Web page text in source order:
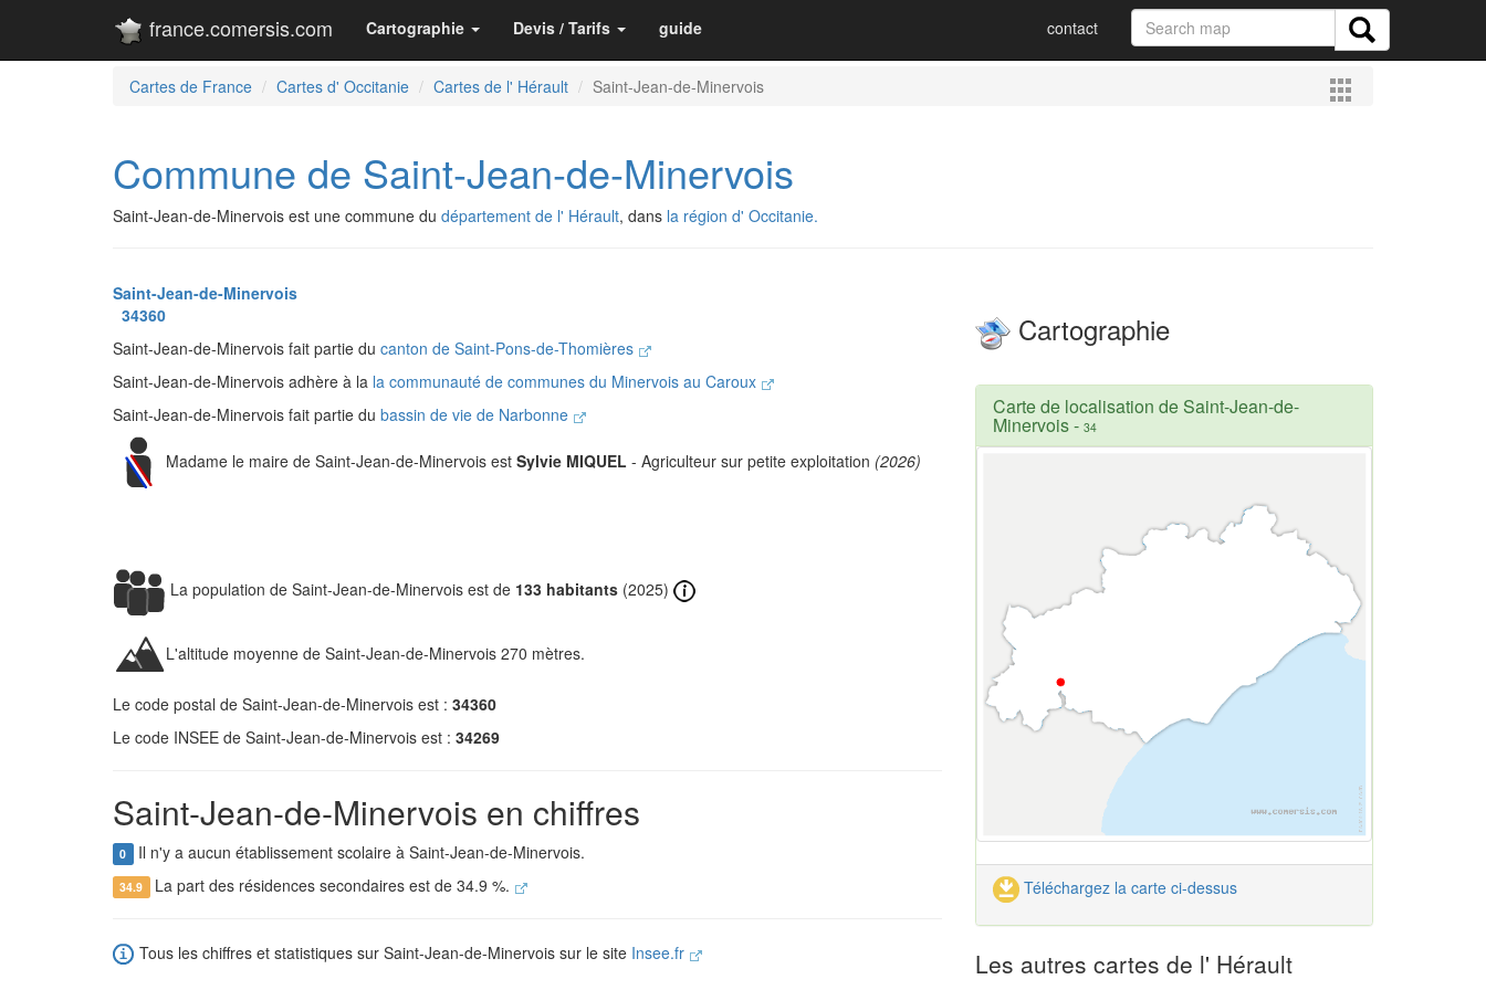
france.comersis.com Cartographie Devis / Tarifs guide contact
Cartes de France Cartes d' Occitanie Cartes de l' Hérault Saint-Jean-de-Minervois
Commune de Saint-Jean-de-Minervois
Saint-Jean-de-Minervois est une commune du département de l' Hérault, dans la région d' Occitanie.
Saint-Jean-de-Minervois
34360
Saint-Jean-de-Minervois fait partie du canton de Saint-Pons-de-Thomières
Saint-Jean-de-Minervois adhère à la la communauté de communes du Minervois au Caroux
Saint-Jean-de-Minervois fait partie du bassin de vie de Narbonne
Madame le maire de Saint-Jean-de-Minervois est Sylvie MIQUEL - Agriculteur sur petite exploitation (2026)
La population de Saint-Jean-de-Minervois est de 133 habitants (2025)
L'altitude moyenne de Saint-Jean-de-Minervois 270 mètres.
Le code postal de Saint-Jean-de-Minervois est : 34360
Le code INSEE de Saint-Jean-de-Minervois est : 34269
Saint-Jean-de-Minervois en chiffres
0 Il n'y a aucun établissement scolaire à Saint-Jean-de-Minervois.
34.9 La part des résidences secondaires est de 34.9 %.
Tous les chiffres et statistiques sur Saint-Jean-de-Minervois sur le site Insee.fr
Cartographie
Carte de localisation de Saint-Jean-de-
Minervois- 34
Téléchargez la carte ci-dessus
Les autres cartes de l' Hérault